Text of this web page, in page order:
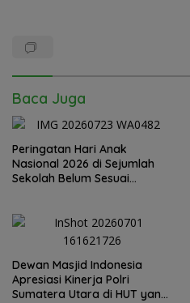
Baca Juga
Peringatan Hari Anak
Nasional 2026 di Sejumlah
Sekolah Belum Sesuai
Dewan Masjid Indonesia
Apresiasi Kinerja Polri
Sumatera Utara di HUT yang